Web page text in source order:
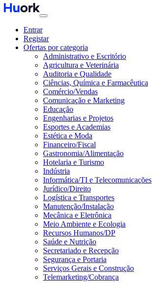
Entrar
Registar
Ofertas por categoria
Administrativo e Escritório
Agricultura e Veterinária
Auditoria e Qualidade
Ciências, Química e Farmacêutica
Comércio/Vendas
Comunicação e Marketing
Educação
Engenharias e Projetos
Esportes e Academias
Estética e Moda
Financeiro/Fiscal
Gastronomia/Alimentação
Hotelaria e Turismo
Indústria
Informática/TI e Telecomunicações
Jurídico/Direito
Logística e Transportes
Manutenção/Instalação
Mecânica e Eletrônica
Meio Ambiente e Ecologia
Recursos Humanos/DP
Saúde e Nutrição
Secretariado e Recepção
Segurança e Portaria
Serviços Gerais e Construção
Telemarketing/Cobrança